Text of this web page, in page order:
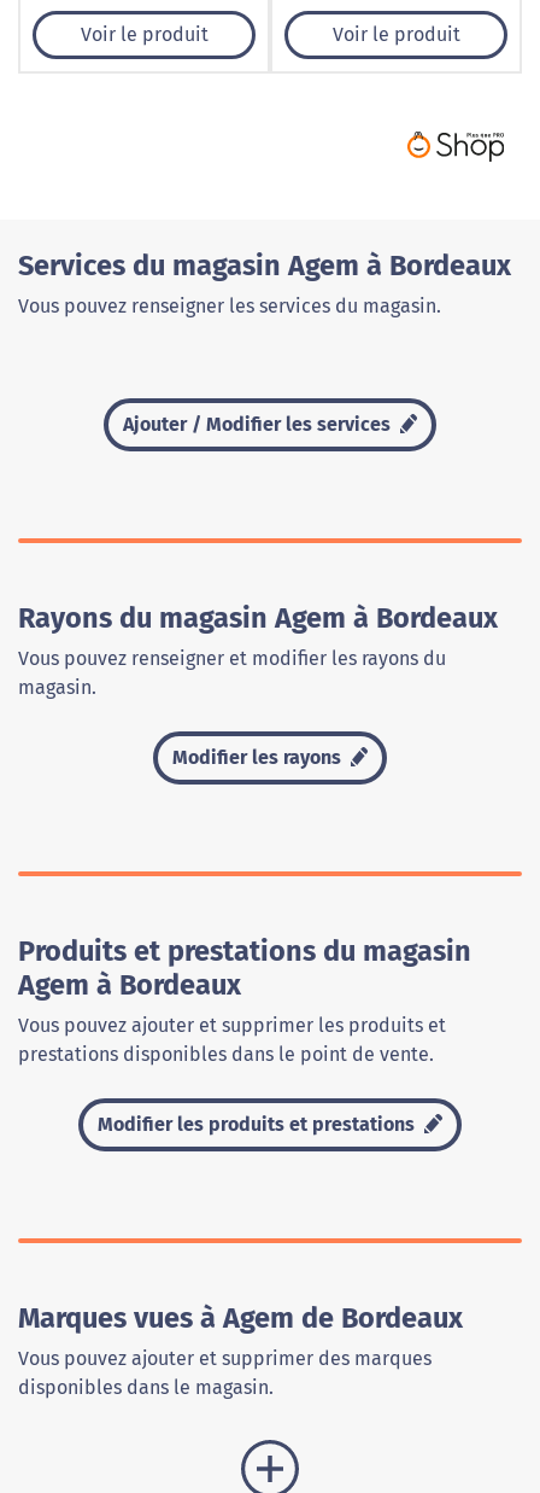
Voir le produit Voir le produit
Services du magasin Agem à Bordeaux
Vous pouvez renseigner les services du magasin.
Ajouter / Modifier les services
Rayons du magasin Agem à Bordeaux
Vous pouvez renseigner et modifier les rayons du
magasin.
Modifier les rayons
Produits et prestations du magasin
Agem à Bordeaux
Vous pouvez ajouter et supprimer les produits et
prestations disponibles dans le point de vente.
Modifier les produits et prestations
Marques vues à Agem de Bordeaux
Vous pouvez ajouter et supprimer des marques
disponibles dans le magasin.